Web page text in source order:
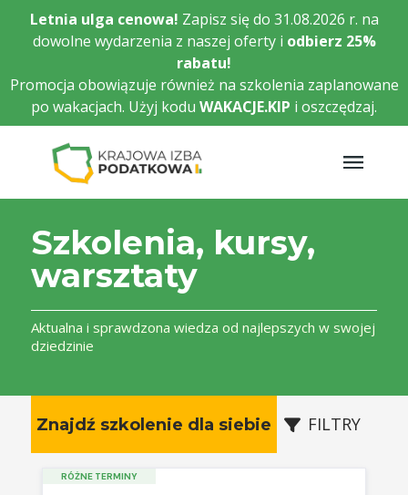
Przejdź
treści
Letnia ulga cenowa! Zapisz się do 31.08.2026 r. na
dowolne wydarzenia z naszej oferty i odbierz 25%
rabatu!
Promocja obowiązuje również na szkolenia zaplanowane
po wakacjach. Użyj kodu WAKACJE.KIP i oszczędzaj.
Szkolenia, kursy,
warsztaty
Aktualna i sprawdzona wiedza od najlepszych w swojej
dziedzinie
Znajdź szkolenie dla siebie FILTRY
RÓŻNE TERMINY